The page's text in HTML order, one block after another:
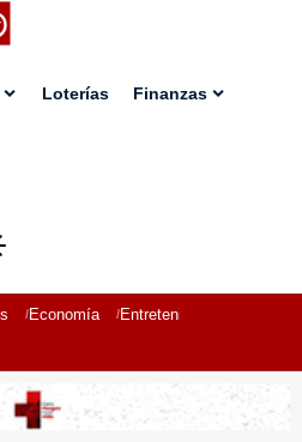
Loterías Finanzas
Economía Entretenimiento